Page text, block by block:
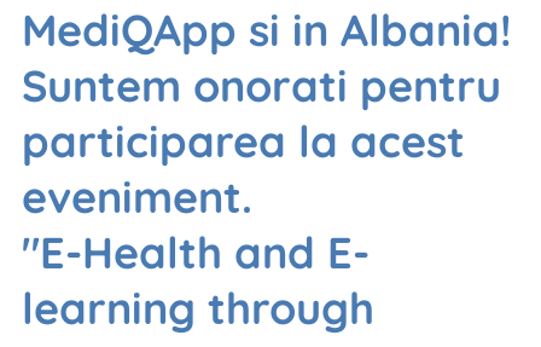
MediQApp si in Albania!
Suntem onorati pentru
participarea la acest
eveniment.
"E-Health and E-
learning through